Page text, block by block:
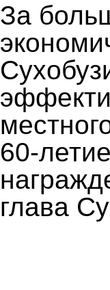
За
60-
глава